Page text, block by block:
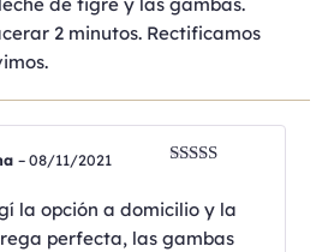
2 minutos. Rectificamos
con
– 08/11/2021
la opción a domicilio y la
perfecta, las gambas